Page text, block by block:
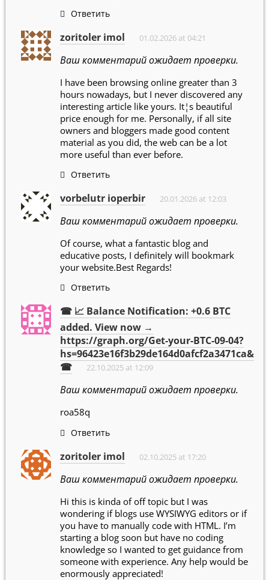
Ответить
zoritoler imol 01.02.2026 at 04:21
Ваш комментарий ожидает проверки.
I have been browsing online greater than 3
hours nowadays, but I never discovered any
interesting article like yours. It¦s beautiful
price enough for me. Personally, if all site
owners and bloggers made good content
material as you did, the web can be a lot
more useful than ever before.
Ответить
vorbelutr ioperbir 20.01.2026 at 12:03
Ваш комментарий ожидает проверки.
Of course, what a fantastic blog and
educative posts, I definitely will bookmark
your website.Best Regards!
Ответить
☎ 📈 Balance Notification: +0.6 BTC
added. View now →
https://graph.org/Get-your-BTC-09-04?
hs=96423e16f3b29de164d0afcf2a3471ca&
☎
22.10.2025 at 12:09
Ваш комментарий ожидает проверки.
roa58q
Ответить
zoritoler imol 02.10.2025 at 17:20
Ваш комментарий ожидает проверки.
Hi this is kinda of off topic but I was
wondering if blogs use WYSIWYG editors or if
you have to manually code with HTML. I’m
starting a blog soon but have no coding
knowledge so I wanted to get guidance from
someone with experience. Any help would be
enormously appreciated!